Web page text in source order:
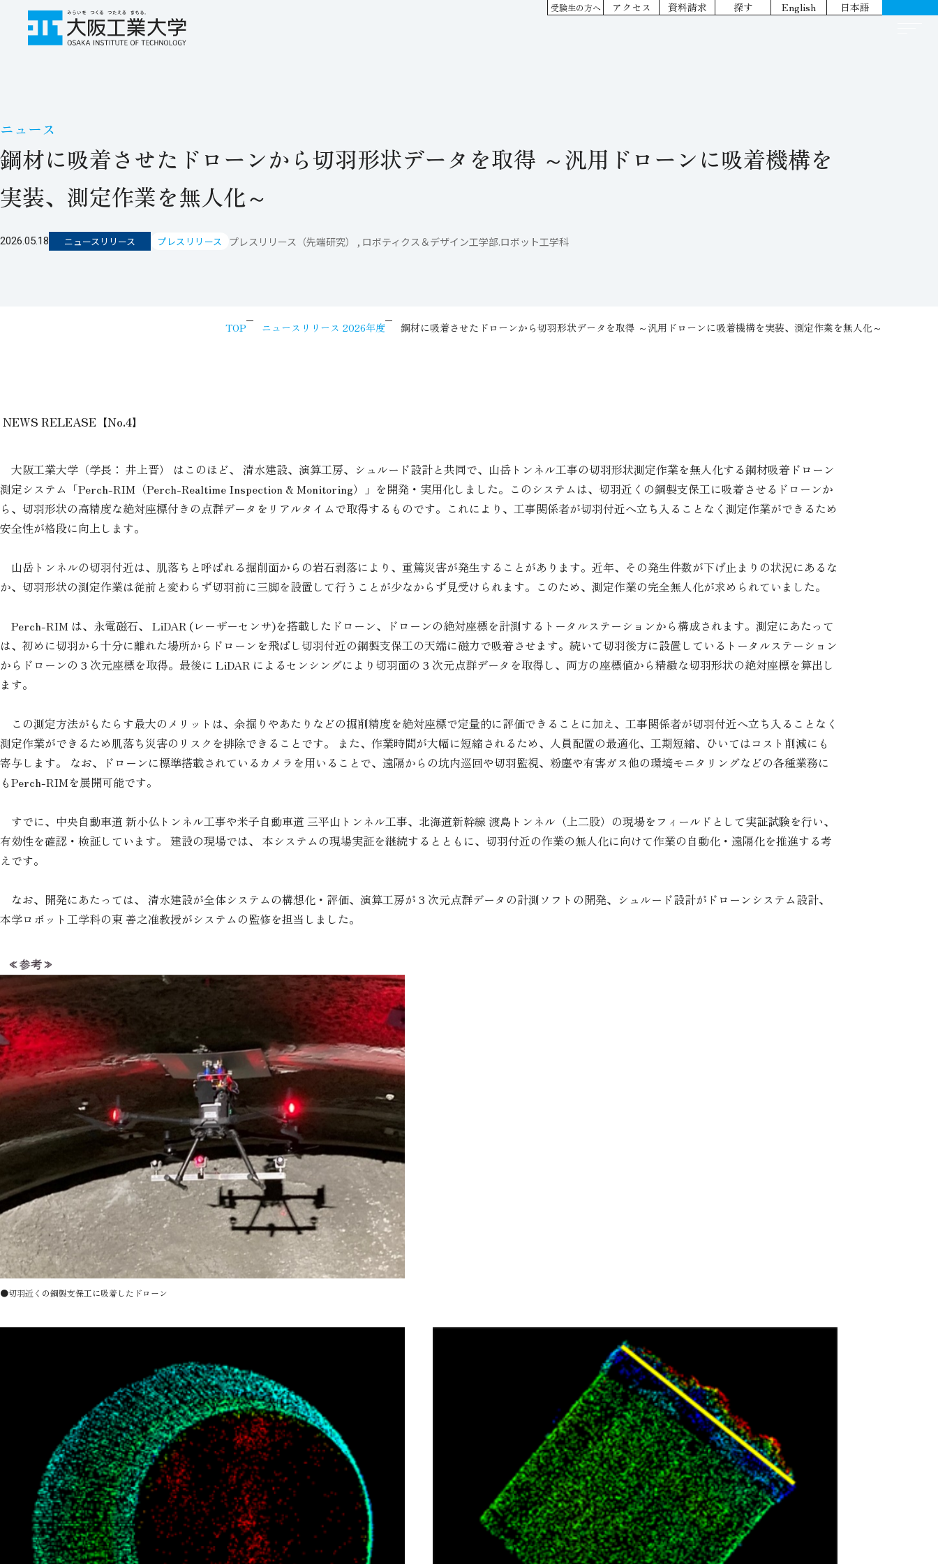
受験生の方へ アクセス 資料請求 探す English 日本語
ニュース
鋼材に吸着させたドローンから切羽形状データを取得 ～汎用ドローンに吸着機構を
実装、測定作業を無人化～
2026.05.18 ニュースリリース プレスリリース プレスリリース（先端研究） , ロボティクス＆デザイン工学部.ロボット工学科
TOP ニュースリリース 2026年度 鋼材に吸着させたドローンから切羽形状データを取得 ～汎用ドローンに吸着機構を実装、測定作業を無人化～
NEWS RELEASE【No.4】
大阪工業大学（学長： 井上晋） はこのほど、 清水建設、演算工房、シュルード設計と共同で、山岳トンネル工事の切羽形状測定作業を無人化する鋼材吸着ドローン
測定システム「Perch-RIM（Perch-Realtime Inspection & Monitoring）」を開発・実用化しました。このシステムは、切羽近くの鋼製支保工に吸着させるドローンか
ら、切羽形状の高精度な絶対座標付きの点群データをリアルタイムで取得するものです。これにより、工事関係者が切羽付近へ立ち入ることなく測定作業ができるため
安全性が格段に向上します。
山岳トンネルの切羽付近は、肌落ちと呼ばれる掘削面からの岩石剥落により、重篤災害が発生することがあります。近年、その発生件数が下げ止まりの状況にあるな
か、切羽形状の測定作業は従前と変わらず切羽前に三脚を設置して行うことが少なからず見受けられます。このため、測定作業の完全無人化が求められていました。
Perch-RIM は、永電磁石、 LiDAR (レーザーセンサ)を搭載したドローン、ドローンの絶対座標を計測するトータルステーションから構成されます。測定にあたって
は、初めに切羽から十分に離れた場所からドローンを飛ばし切羽付近の鋼製支保工の天端に磁力で吸着させます。続いて切羽後方に設置しているトータルステーション
からドローンの 3 次元座標を取得。最後に LiDAR によるセンシングにより切羽面の 3 次元点群データを取得し、両方の座標値から精緻な切羽形状の絶対座標を算出し
ます。
この測定方法がもたらす最大のメリットは、余掘りやあたりなどの掘削精度を絶対座標で定量的に評価できることに加え、工事関係者が切羽付近へ立ち入ることなく
測定作業ができるため肌落ち災害のリスクを排除できることです。 また、作業時間が大幅に短縮されるため、人員配置の最適化、工期短縮、ひいてはコスト削減にも
寄与します。 なお、ドローンに標準搭載されているカメラを用いることで、遠隔からの坑内巡回や切羽監視、粉塵や有害ガス他の環境モニタリングなどの各種業務に
もPerch-RIMを展開可能です。
すでに、中央自動車道 新小仏トンネル工事や米子自動車道 三平山トンネル工事、北海道新幹線 渡島トンネル（上二股）の現場をフィールドとして実証試験を行い、
有効性を確認・検証しています。 建設の現場では、 本システムの現場実証を継続するとともに、切羽付近の作業の無人化に向けて作業の自動化・遠隔化を推進する考
えです。
なお、開発にあたっては、 清水建設が全体システムの構想化・評価、演算工房が 3 次元点群データの計測ソフトの開発、シュルード設計がドローンシステム設計、
本学ロボット工学科の東 善之准教授がシステムの監修を担当しました。
●切羽近くの鋼製支保工に吸着したドローン